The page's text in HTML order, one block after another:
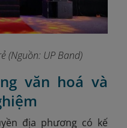
(Nguồn: UP Band)
văn hoá và
địa phương có kế